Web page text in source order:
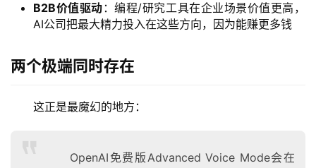
B2B价值驱动 ：编程/研究工具在企业场景价值更高，
AI公司把最大精力投入在这些方向，因为能赚更多钱
两个极端同时存在
这正是最魔幻的地方：
OpenAI免费版Advanced Voice Mode会在